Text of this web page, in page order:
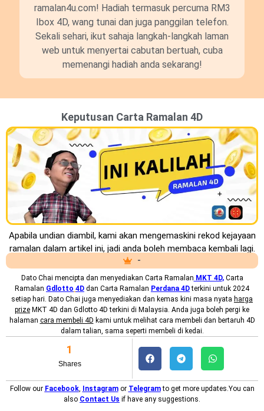
ramalan4u.com! Hadiah termasuk percuma RM3
Ibox 4D, wang tunai dan juga panggilan telefon.
Sekali sehari, ikut sahaja langkah-langkah laman
web untuk menyertai cabutan bertuah, cuba
memenangi hadiah anda sekarang!
Keputusan Carta Ramalan 4D
Apabila undian diambil, kami akan mengemaskini rekod kejayaan
ramalan dalam artikel ini, jadi anda boleh membaca kembali lagi.
-
Dato Chai mencipta dan menyediakan Carta Ramalan MKT 4D,Carta
Ramalan Gdlotto 4D dan Carta Ramalan Perdana 4D terkini untuk 2024
setiap hari. Dato Chai juga menyediakan dan kemas kini masa nyata harga
prize MKT 4D dan Gdlotto 4D terkini di Malaysia. Anda juga boleh pergi ke
halaman cara membeli 4D kami untuk melihat cara membeli dan bertaruh 4D
dalam talian, sama seperti membeli di kedai.
Shares
1
Follow our Facebook, Instagramor Telegramto get more updates.You can
also Contact Us if have any suggestions.